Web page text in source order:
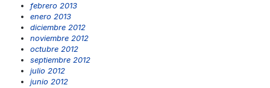
febrero 2013
enero 2013
diciembre 2012
noviembre 2012
octubre 2012
septiembre 2012
julio 2012
junio 2012